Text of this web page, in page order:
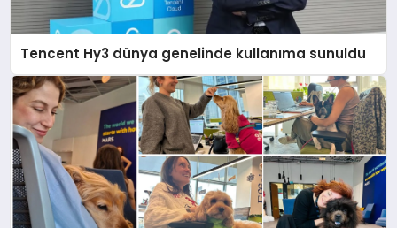
Tencent Hy3 dünya genelinde kullanıma sunuldu